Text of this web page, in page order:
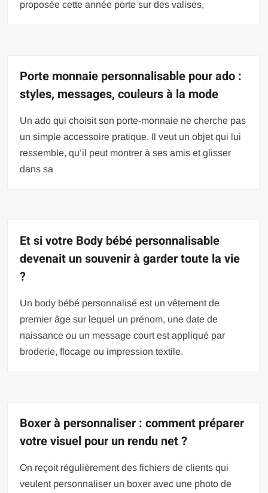
proposée cette année porte sur des valises,
Porte monnaie personnalisable pour ado :
styles, messages, couleurs à la mode
Un ado qui choisit son porte-monnaie ne cherche pas
un simple accessoire pratique. Il veut un objet qui lui
ressemble, qu’il peut montrer à ses amis et glisser
dans sa
Et si votre Body bébé personnalisable
devenait un souvenir à garder toute la vie
?
Un body bébé personnalisé est un vêtement de
premier âge sur lequel un prénom, une date de
naissance ou un message court est appliqué par
broderie, flocage ou impression textile.
Boxer à personnaliser : comment préparer
votre visuel pour un rendu net ?
On reçoit régulièrement des fichiers de clients qui
veulent personnaliser un boxer avec une photo de